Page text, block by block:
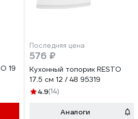
19
Последняя цена
576 ₽
Кухонный топорик RESTO
17.5 см 12 / 48 95319
4.9(14)
Аналоги